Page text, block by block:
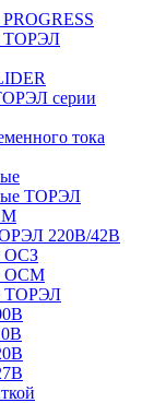
ТОРЭЛ
серии
тока
ТОРЭЛ
220В/42В
ОСЗ
ОСМ
ТОРЭЛ